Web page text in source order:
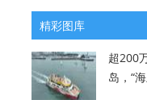
精彩图库
超200
岛，“